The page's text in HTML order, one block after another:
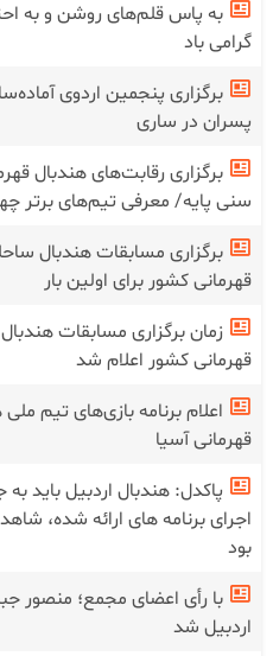
به پاس قلم‌های روشن و به
گرامی باد
پسران در ساری
برگزاری رقابت‌های هندبال
سنی پایه/ معرفی تیم‌های برتر
برگزاری مسابقات هندبال
قهرمانی کشور برای اولین بار
زمان برگزاری مسابقات
قهرمانی کشور اعلام شد
اعلام برنامه بازی‌های تیم
قهرمانی آسیا
پاکدل: هندبال اردبیل باید به
اجرای برنامه های ارائه شده،
بود
با رأی اعضای مجمع؛ منصور
اردبیل شد